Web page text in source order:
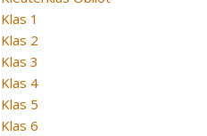
Klas 1
Klas 2
Klas 3
Klas 4
Klas 5
Klas 6